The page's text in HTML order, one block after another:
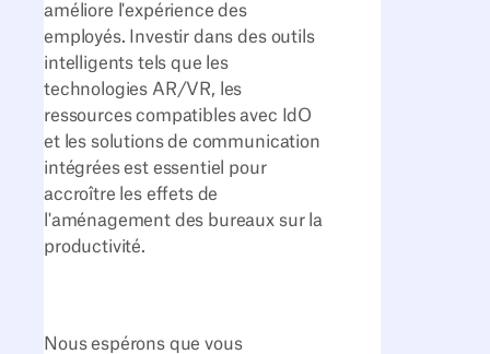
améliore l'expérience des
employés. Investir dans des outils
intelligents tels que les
technologies AR/VR, les
ressources compatibles avec IdO
et les solutions de communication
intégrées est essentiel pour
accroître les effets de
l'aménagement des bureaux sur la
productivité.
Nous espérons que vous